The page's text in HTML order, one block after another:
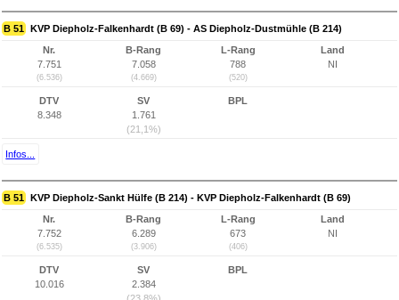
B 51 KVP Diepholz-Falkenhardt (B 69) - AS Diepholz-Dustmühle (B 214)
Nr.
7.751
(6.536)
B-Rang
7.058
(4.669)
L-Rang
788
(520)
Land
NI
DTV
8.348
SV
1.761
(21,1%)
BPL
Infos...
B 51 KVP Diepholz-Sankt Hülfe (B 214) - KVP Diepholz-Falkenhardt (B 69)
Nr.
7.752
(6.535)
B-Rang
6.289
(3.906)
L-Rang
673
(406)
Land
NI
DTV
10.016
SV
2.384
BPL